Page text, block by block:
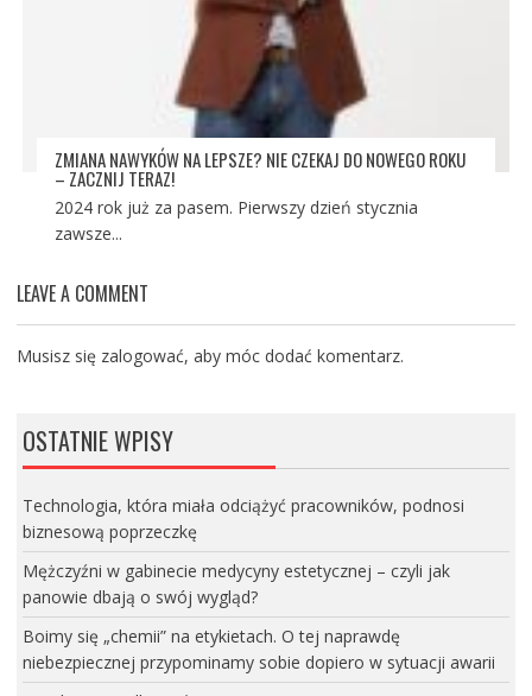
ZMIANA NAWYKÓW NA LEPSZE? NIE CZEKAJ DO NOWEGO ROKU
– ZACZNIJ TERAZ!
2024 rok już za pasem. Pierwszy dzień stycznia
zawsze...
LEAVE A COMMENT
Musisz się zalogować, aby móc dodać komentarz.
OSTATNIE WPISY
Technologia, która miała odciążyć pracowników, podnosi
biznesową poprzeczkę
Mężczyźni w gabinecie medycyny estetycznej – czyli jak
panowie dbają o swój wygląd?
Boimy się „chemii” na etykietach. O tej naprawdę
niebezpiecznej przypominamy sobie dopiero w sytuacji awarii